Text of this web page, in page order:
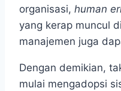
organisasi, human
yang kerap muncul
manajemen juga
Dengan demikian,
mulai mengadopsi